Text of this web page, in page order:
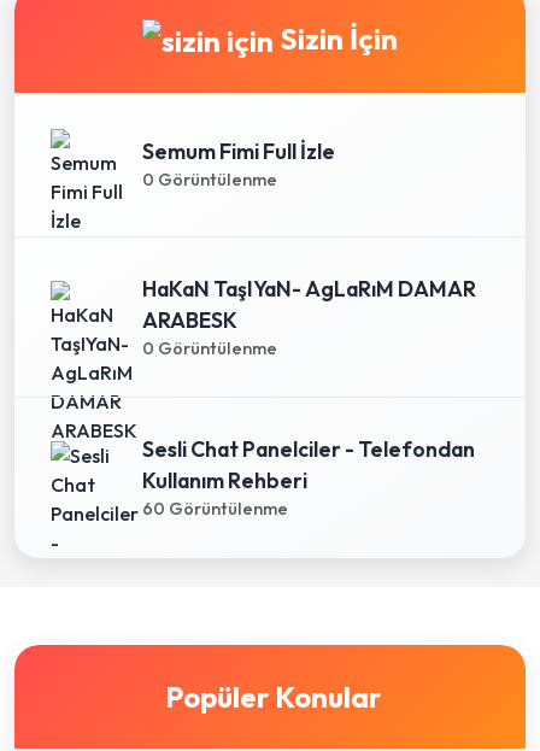
Sizin İçin
Semum Fimi Full İzle
0 Görüntülenme
HaKaN TaşIYaN- AgLaRıM DAMAR
ARABESK
0 Görüntülenme
Sesli Chat Panelciler - Telefondan
Kullanım Rehberi
60 Görüntülenme
Popüler Konular